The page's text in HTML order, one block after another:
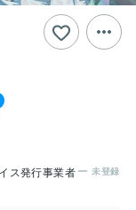
ス発行事業者 未登録